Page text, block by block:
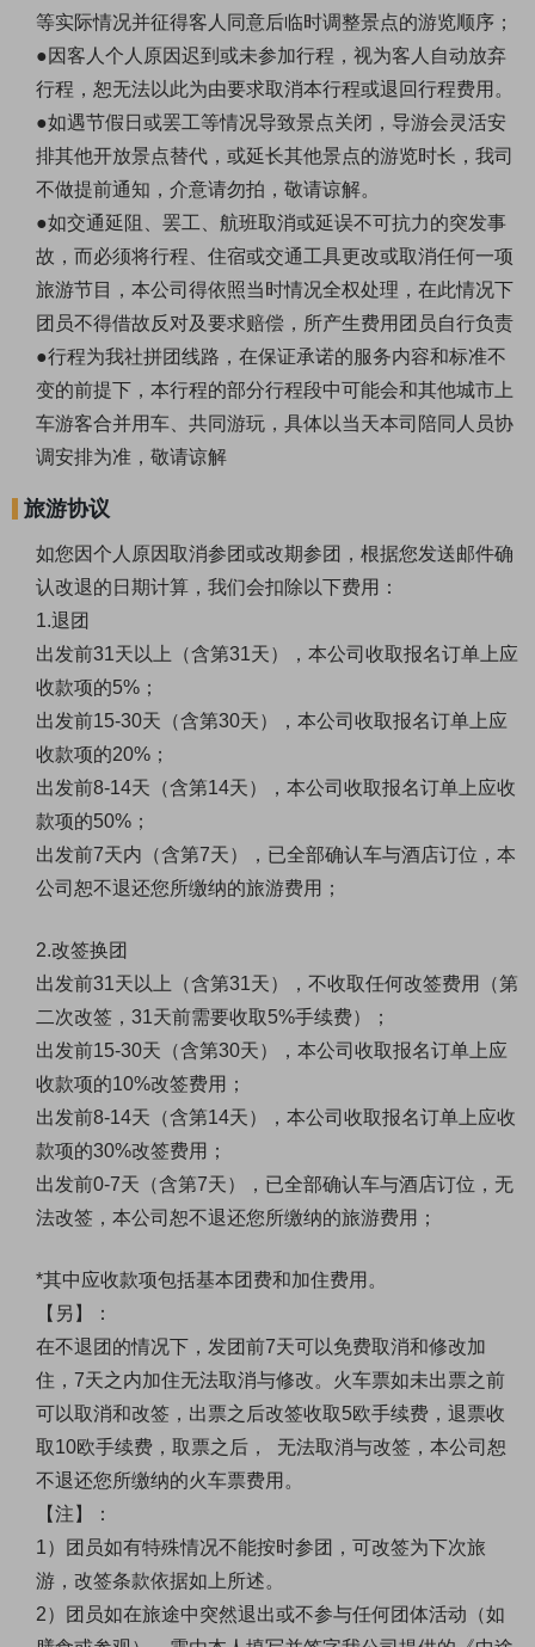
等实际情况并征得客人同意后临时调整景点的游览顺序；
●因客人个人原因迟到或未参加行程，视为客人自动放弃
行程，恕无法以此为由要求取消本行程或退回行程费用。
●如遇节假日或罢工等情况导致景点关闭，导游会灵活安
排其他开放景点替代，或延长其他景点的游览时长，我司
不做提前通知，介意请勿拍，敬请谅解。
●如交通延阻、罢工、航班取消或延误不可抗力的突发事
故，而必须将行程、住宿或交通工具更改或取消任何一项
旅游节目，本公司得依照当时情况全权处理，在此情况下
团员不得借故反对及要求赔偿，所产生费用团员自行负责
●行程为我社拼团线路，在保证承诺的服务内容和标准不
变的前提下，本行程的部分行程段中可能会和其他城市上
车游客合并用车、共同游玩，具体以当天本司陪同人员协
调安排为准，敬请谅解
旅游协议
如您因个人原因取消参团或改期参团，根据您发送邮件确
认改退的日期计算，我们会扣除以下费用：
1.退团
出发前31天以上（含第31天），本公司收取报名订单上应
收款项的5%；
出发前15-30天（含第30天），本公司收取报名订单上应
收款项的20%；
出发前8-14天（含第14天），本公司收取报名订单上应收
款项的50%；
出发前7天内（含第7天），已全部确认车与酒店订位，本
公司恕不退还您所缴纳的旅游费用；
2.改签换团
出发前31天以上（含第31天），不收取任何改签费用（第
二次改签，31天前需要收取5%手续费）；
出发前15-30天（含第30天），本公司收取报名订单上应
收款项的10%改签费用；
出发前8-14天（含第14天），本公司收取报名订单上应收
款项的30%改签费用；
出发前0-7天（含第7天），已全部确认车与酒店订位，无
法改签，本公司恕不退还您所缴纳的旅游费用；
*其中应收款项包括基本团费和加住费用。
【另】：
在不退团的情况下，发团前7天可以免费取消和修改加
住，7天之内加住无法取消与修改。火车票如未出票之前
可以取消和改签，出票之后改签收取5欧手续费，退票收
取10欧手续费，取票之后， 无法取消与改签，本公司恕
不退还您所缴纳的火车票费用。
【注】：
1）团员如有特殊情况不能按时参团，可改签为下次旅
游，改签条款依据如上所述。
2）团员如在旅途中突然退出或不参与任何团体活动（如